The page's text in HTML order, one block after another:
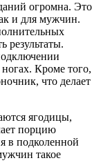
огромна. Это
и для мужчин.
результаты.
Кроме того,
что делает
ягодицы,
порцию
в подколенной
такое